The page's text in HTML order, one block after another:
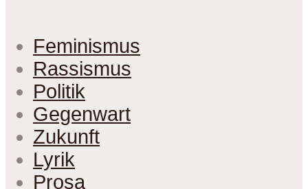
Feminismus
Rassismus
Politik
Gegenwart
Zukunft
Lyrik
Prosa